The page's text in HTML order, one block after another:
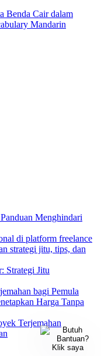
Benda Cair dalam
Mandarin
Menghindari
di platform freelance
strategi jitu, tips, dan
Strategi Jitu
bagi Pemula
Harga Tanpa
Terjemahan